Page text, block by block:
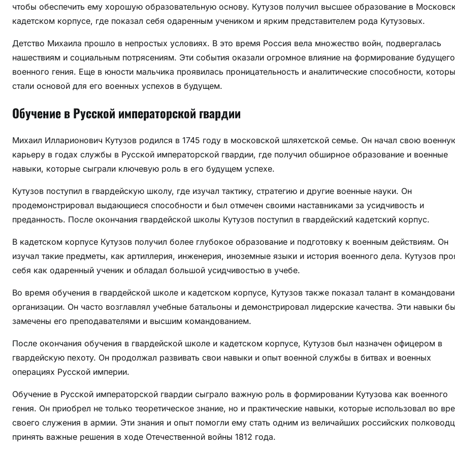
е
з
е
к
а
чтобы обеспечить ему хорошую образовательную основу. Кутузов получил высшее образование в
кадетском корпусе, где показал себя одаренным учеником и ярким представителем рода Кутузовых.
Детство Михаила прошло в непростых условиях. В это время Россия вела множество войн, подвергалась
нашествиям и социальным потрясениям. Эти события оказали огромное влияние на формирование будущего
военного гения. Еще в юности мальчика проявилась проницательность и аналитические способности,
стали основой для его военных успехов в будущем.
Обучение в Русской императорской гвардии
Михаил Илларионович Кутузов родился в 1745 году в московской шляхетской семье. Он начал свою
карьеру в годах службы в Русской императорской гвардии, где получил обширное образование и военные
навыки, которые сыграли ключевую роль в его будущем успехе.
Кутузов поступил в гвардейскую школу, где изучал тактику, стратегию и другие военные науки. Он
продемонстрировал выдающиеся способности и был отмечен своими наставниками за усидчивость и
преданность. После окончания гвардейской школы Кутузов поступил в гвардейский кадетский корпус.
В кадетском корпусе Кутузов получил более глубокое образование и подготовку к военным действиям. Он
изучал такие предметы, как артиллерия, инженерия, иноземные языки и история военного дела. Кутузов
себя как одаренный ученик и обладал большой усидчивостью в учебе.
Во время обучения в гвардейской школе и кадетском корпусе, Кутузов также показал талант в
организации. Он часто возглавлял учебные батальоны и демонстрировал лидерские качества. Эти навыки
замечены его преподавателями и высшим командованием.
После окончания обучения в гвардейской школе и кадетском корпусе, Кутузов был назначен офицером в
гвардейскую пехоту. Он продолжал развивать свои навыки и опыт военной службы в битвах и военных
операциях Русской империи.
Обучение в Русской императорской гвардии сыграло важную роль в формировании Кутузова как военного
гения. Он приобрел не только теоретическое знание, но и практические навыки, которые использовал во
своего служения в армии. Эти знания и опыт помогли ему стать одним из величайших российских
принять важные решения в ходе Отечественной войны 1812 года.